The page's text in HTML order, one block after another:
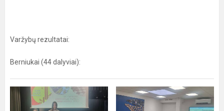
Varžybų rezultatai:
Berniukai (44 dalyviai):